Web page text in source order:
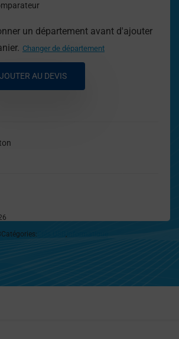
un département avant d'ajouter
Changer de département
AU DEVIS
Catégories: ,